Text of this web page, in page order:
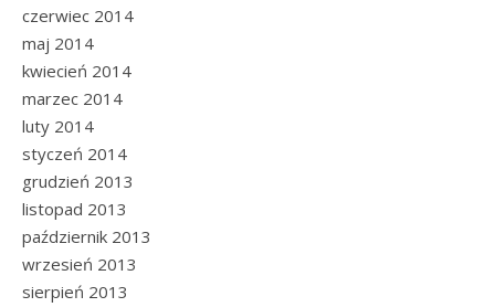
czerwiec 2014
maj 2014
kwiecień 2014
marzec 2014
luty 2014
styczeń 2014
grudzień 2013
listopad 2013
październik 2013
wrzesień 2013
sierpień 2013